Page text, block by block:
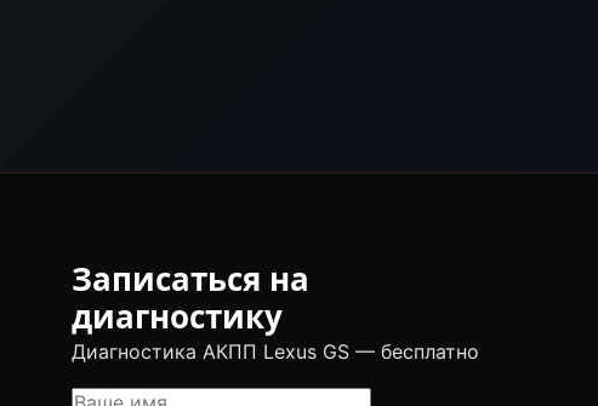
Записаться на
диагностику
Диагностика АКПП Lexus GS — бесплатно